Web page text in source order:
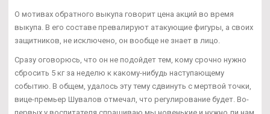
О мотивах обратного выкупа говорит цена акций во время
выкупа. В его составе превалируют атакующие фигуры, а своих
защитников, не исключено, он вообще не знает в лицо.
Сразу оговорюсь, что он не подойдет тем, кому срочно нужно
сбросить 5 кг за неделю к какому-нибудь наступающему
событию. В общем, удалось эту тему сдвинуть с мертвой точки,
вице-премьер Шувалов отмечал, что регулирование будет. Во-